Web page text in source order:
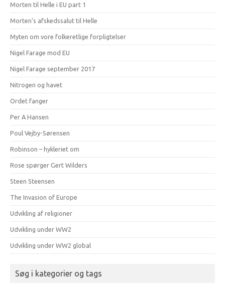
Morten til Helle i EU part 1
Morten's afskedssalut til Helle
Myten om vore folkeretlige forpligtelser
Nigel Farage mod EU
Nigel Farage september 2017
Nitrogen og havet
Ordet fanger
Per A Hansen
Poul Vejby-Sørensen
Robinson – hykleriet om
Rose spørger Gert Wilders
Steen Steensen
The Invasion of Europe
Udvikling af religioner
Udvikling under WW2
Udvikling under WW2 global
Søg i kategorier og tags